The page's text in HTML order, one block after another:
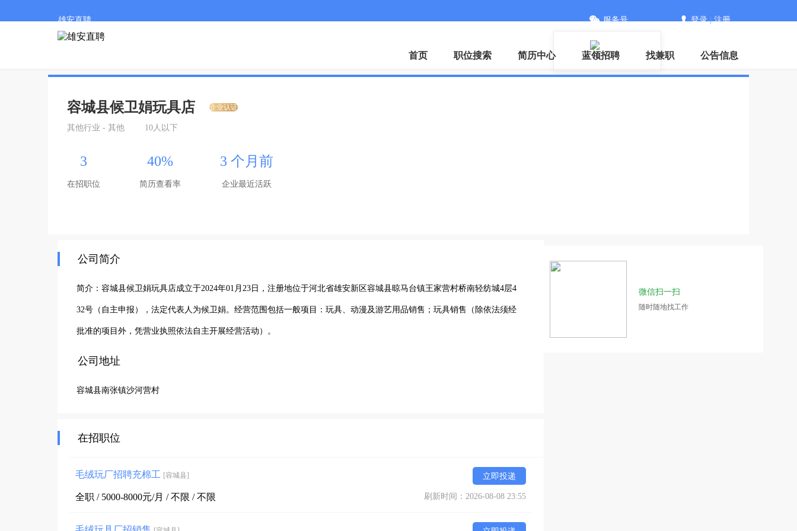
雄安直聘 服务号 登录|注册
首页 职位搜索 简历中心 蓝领招聘 找兼职 公告信息
容城县候卫娟玩具店 企业认证
其他行业 - 其他 10人以下
3
在招职位
40%
简历查看率
3 个月前
企业最近活跃
公司简介
简介：容城县候卫娟玩具店成立于2024年01月23日，注册地位于河北省雄安新区容城县晾马台镇王家营村桥南轻纺城4层4
32号（自主申报），法定代表人为候卫娟。经营范围包括一般项目：玩具、动漫及游艺用品销售；玩具销售（除依法须经
批准的项目外，凭营业执照依法自主开展经营活动）。
公司地址
容城县南张镇沙河营村
在招职位
毛绒玩厂招聘充棉工 [容城县] 立即投递
全职 / 5000-8000元/月 / 不限 / 不限 刷新时间：2026-08-08 23:55
微信扫一扫
随时随地找工作